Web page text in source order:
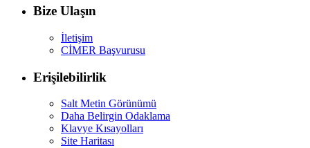
Bize Ulaşın
İletişim
CİMER Başvurusu
Erişilebilirlik
Salt Metin Görünümü
Daha Belirgin Odaklama
Klavye Kısayolları
Site Haritası